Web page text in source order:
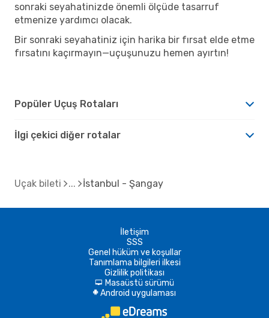
sonraki seyahatinizde önemli ölçüde tasarruf
etmenize yardımcı olacak.
Bir sonraki seyahatiniz için harika bir fırsat elde etme
fırsatını kaçırmayın—uçuşunuzu hemen ayırtın!
Popüler Uçuş Rotaları
İlgi çekici diğer rotalar
Uçak bileti İstanbul - Şangay
İletişim
SSS
Genel hüküm ve koşullar
Tanımlama bilgileri ilkesi
Gizlilik politikası
d Masaüstü sürümü
A Android uygulaması